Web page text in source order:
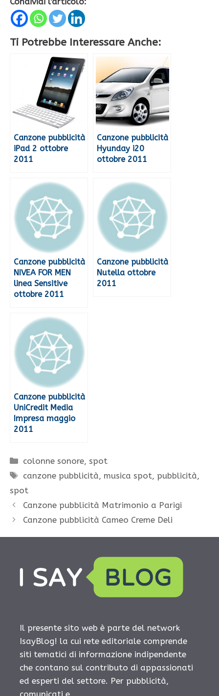
Ti Potrebbe Interessare Anche:
Canzone pubblicità
iPad 2 ottobre
2011
Canzone pubblicità
Hyunday i20
ottobre 2011
Canzone pubblicità
NIVEA FOR MEN
linea Sensitive
ottobre 2011
Canzone pubblicità
Nutella ottobre
2011
Canzone pubblicità
UniCredit Media
Impresa maggio
2011
Categorie
colonne sonore,spot
Tag
canzone pubblicità, musica spot, pubblicità,
spot
Canzone pubblicità Matrimonio a Parigi
Canzone pubblicità Cameo Creme Deli
Il presente sito web è parte del network
IsayBlog! la cui rete editoriale comprende
siti tematici di informazione indipendente
che contano sul contributo di appassionati
ed esperti del settore. Per pubblicità,
comunicati e